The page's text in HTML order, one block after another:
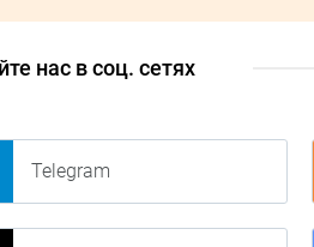
нас в соц. сетях
Telegram